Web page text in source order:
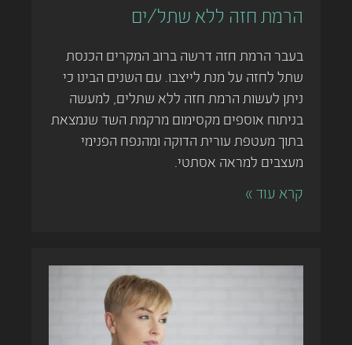
הרמת חזה ללא שתל/ים
בעבר הרמת חזה דרשה ברוב המקרים הכנסת
שתל לחזה על מנת לייצבו. עם השנים הבינו כי
ניתן לעשות הרמת חזה ללא שתלים, למעשה
בניתוח אוספים מקסימום מרקמת השד שנמצאת
בתוך מעטפת עורית הדוקה ומהנפח הפנימי
מעצבים למראה אסתטי.
קרא עוד »